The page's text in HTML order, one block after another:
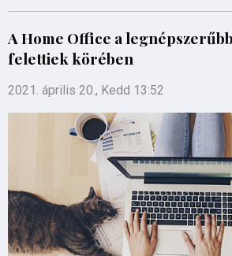
A Home Office a
felettiek körében
2021. április 20., Kedd 13:52